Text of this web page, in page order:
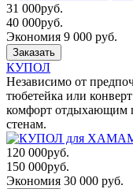
31 000руб.
40 000руб.
Экономия 9 000 руб.
Заказать
КУПОЛ
Независимо от
тюбетейка или
комфорт отдыхающим
стенам.
120 000руб.
150 000руб.
Экономия 30 000 руб.